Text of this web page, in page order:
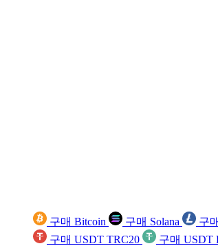
구매 Bitcoin 구매 Solana 구
구매 USDT TRC20
구매 USDT